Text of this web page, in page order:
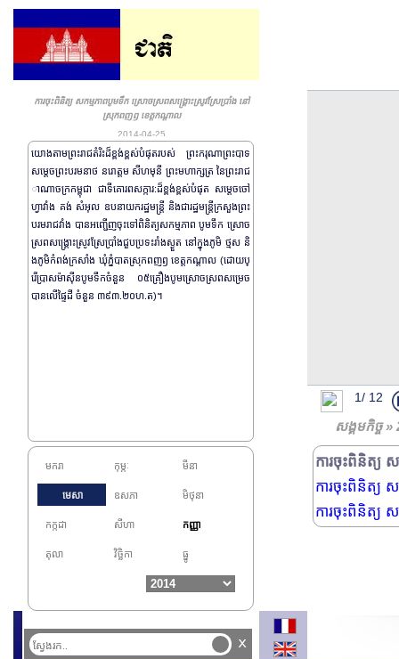
ការចុះពិនិត្យ សកម្មភាពបូមទឹក ស្រោចស្រពសង្គ្រោះស្រូវស្រែប្រាំង នៅ
ស្រុកពញឭ ខេត្តកណ្តាល
2014-04-25
យោងតាមព្រះរាជតំរិះដ៏ខ្ពង់ខ្ពស់បំផុតរបស់ ព្រះករុណាព្រះបាទ
សម្តេចព្រះបរមនាថ នរោត្តម សីហមុនី ព្រះមហាក្សត្រ នៃព្រះរាជ
ាណាចក្រកម្ពុជា ជាទីគោរពសក្ការ:ដ៏ខ្ពង់ខ្ពស់បំផុត សម្តេចចៅ
ហ្វាវាំង គង់ សំអុល ឧបនាយករដ្ឋមន្រ្តី និងជារដ្ឋមន្រ្តីក្រសួងព្រះ
បរមរាជវាំង បានអញ្ជើញចុះទៅពិនិត្យសកម្មភាព បូមទឹក ស្រោច
ស្រពសង្គ្រោះស្រូវស្រែប្រាំងជួបប្រទះរាំងស្ងួត នៅក្នុងភូមិ ថ្មស និ
ងភូមិកំពង់ក្រសាំង ឃុំភ្នំបាតស្រុកពញឭ ខេត្តកណ្តាល (ដោយប្
រើប្រាសម៉ាស៊ីនបូមទឹកចំនួន ០៥គ្រឿងបូមស្រោចស្រពសម្រេច
បានលើផ្ទៃដី ចំនួន ៣៩៣.២០ហ.ត)។
មករា កុម្ភៈ មីនា
មេសា ឧសភា មិថុនា
កក្កដា សីហា កញ្ញា
តុលា វិច្ឆិកា ធ្នូ
1/ 12
សង្គមកិច្ច »
ការចុះពិនិត្យ
ការចុះពិនិត្យ
ការចុះពិនិត្យ
x